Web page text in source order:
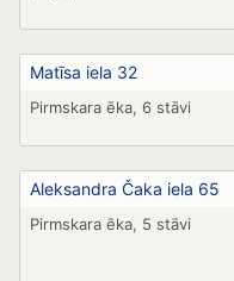
Matīsa iela 32
Pirmskara ēka, 6 stāvi
Aleksandra Čaka iela 65
Pirmskara ēka, 5 stāvi